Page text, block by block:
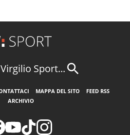
Sport...
MAPPA DEL SITO
FEED RSS
ARCHIVIO